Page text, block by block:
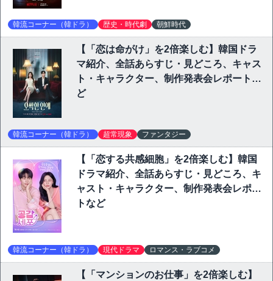
韓流コーナー（韓ドラ） 歴史・時代劇 朝鮮時代
【「恋は命がけ」を2倍楽しむ】韓国ドラ
マ紹介、全話あらすじ・見どころ、キャス
ト・キャラクター、制作発表会レポートな
ど
韓流コーナー（韓ドラ） 超常現象 ファンタジー
【「恋する共感細胞」を2倍楽しむ】韓国
ドラマ紹介、全話あらすじ・見どころ、キ
ャスト・キャラクター、制作発表会レポー
トなど
韓流コーナー（韓ドラ） 現代ドラマ ロマンス・ラブコメ
【「マンションのお仕事」を2倍楽しむ】